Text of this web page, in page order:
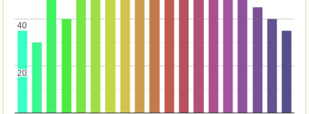
20
20
40
40